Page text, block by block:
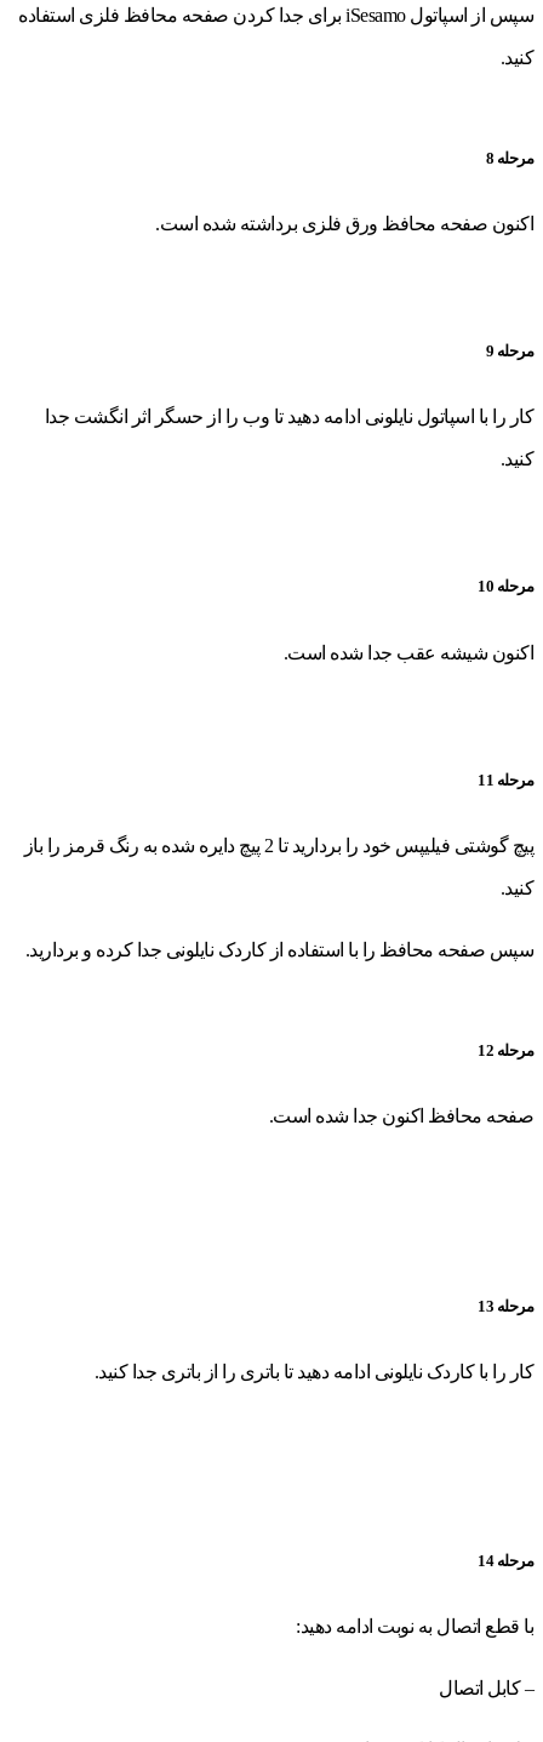
سپس از اسپاتول iSesamo برای جدا کردن صفحه محافظ فلزی استفاده
کنید.
مرحله 8
اکنون صفحه محافظ ورق فلزی برداشته شده است.
مرحله 9
کار را با اسپاتول نایلونی ادامه دهید تا وب را از حسگر اثر انگشت جدا
کنید.
مرحله 10
اکنون شیشه عقب جدا شده است.
مرحله 11
پیچ گوشتی فیلیپس خود را بردارید تا 2 پیچ دایره شده به رنگ قرمز را باز
کنید.
سپس صفحه محافظ را با استفاده از کاردک نایلونی جدا کرده و بردارید.
مرحله 12
صفحه محافظ اکنون جدا شده است.
مرحله 13
کار را با کاردک نایلونی ادامه دهید تا باتری را از باتری جدا کنید.
مرحله 14
با قطع اتصال به نوبت ادامه دهید:
– کابل اتصال